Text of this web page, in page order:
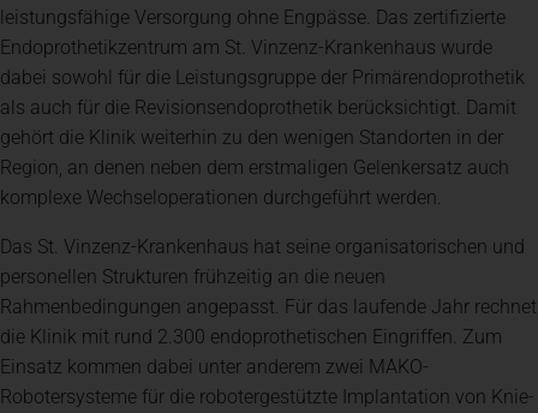
leistungsfähige Versorgung ohne Engpässe. Das zertifizierte
Endoprothetikzentrum am St. Vinzenz-Krankenhaus wurde
dabei sowohl für die Leistungsgruppe der Primärendoprothetik
als auch für die Revisionsendoprothetik berücksichtigt. Damit
gehört die Klinik weiterhin zu den wenigen Standorten in der
Region, an denen neben dem erstmaligen Gelenkersatz auch
komplexe Wechseloperationen durchgeführt werden.
Das St. Vinzenz-Krankenhaus hat seine organisatorischen und
personellen Strukturen frühzeitig an die neuen
Rahmenbedingungen angepasst. Für das laufende Jahr rechnet
die Klinik mit rund 2.300 endoprothetischen Eingriffen. Zum
Einsatz kommen dabei unter anderem zwei MAKO-
Robotersysteme für die robotergestützte Implantation von Knie-